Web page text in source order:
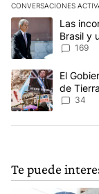
CONVERSACIONES
Este listado
Un artículo de
Las
Brasil y
169
Un artículo de
El
de
34